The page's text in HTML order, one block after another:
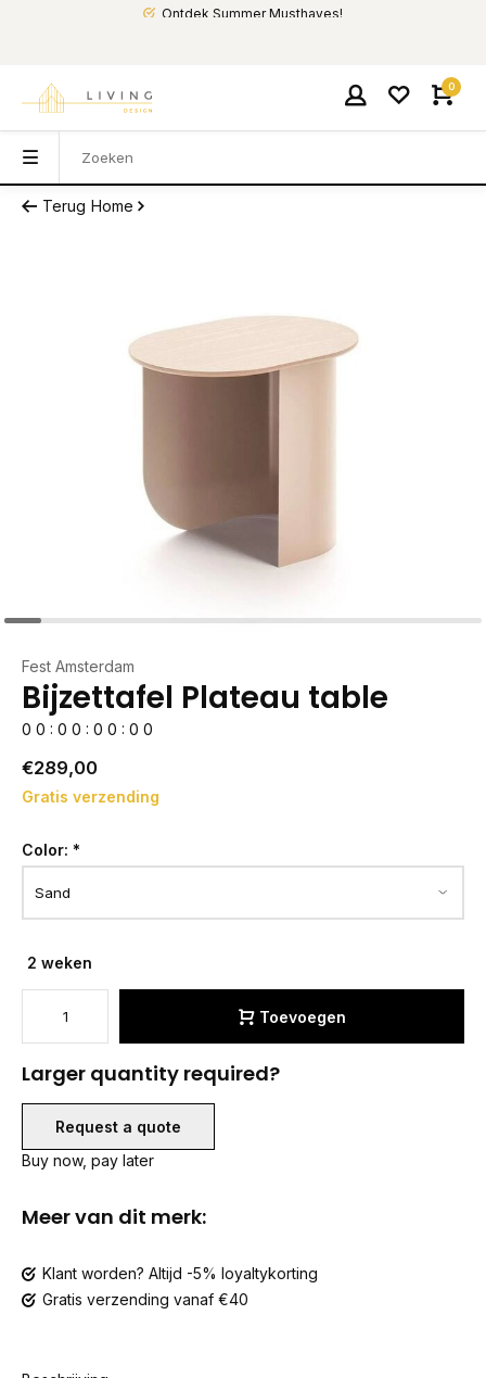
Ontdek Summer Musthaves!
0
Terug Home
Fest Amsterdam
Bijzettafel Plateau table
0 0 : 0 0 : 0 0 : 0 0
€289,00
Gratis verzending
Color: *
2 weken
Toevoegen
Larger quantity required?
Request a quote
Buy now, pay later
Meer van dit merk:
Klant worden? Altijd -5% loyaltykorting
Gratis verzending vanaf €40